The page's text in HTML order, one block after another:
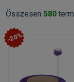
Összesen 580
-20%